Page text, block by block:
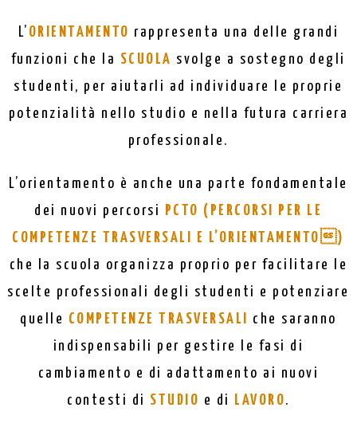
L’ ORIENTAMENTO rappresenta una delle grandi
funzioni che la SCUOLA svolge a sostegno degli
studenti, per aiutarli ad individuare le proprie
potenzialità nello studio e nella futura carriera
professionale.
L’orientamento è anche una parte fondamentale
dei nuovi percorsi
PCTO (PERCORSI PER LE
COMPETENZE TRASVERSALI E L’ORIENTAMENTO)
che la scuola organizza proprio per facilitare le
scelte professionali degli studenti e potenziare
quelle COMPETENZE TRASVERSALI
che saranno
indispensabili per gestire le fasi di
cambiamento e di adattamento ai nuovi
contesti di STUDIO e di LAVORO.